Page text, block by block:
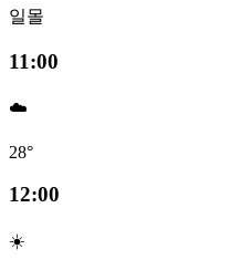
일몰
11:00
☁️
28°
12:00
☀️